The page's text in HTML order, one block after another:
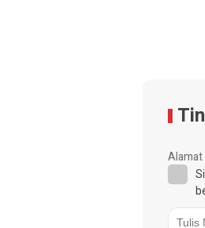
Alamat